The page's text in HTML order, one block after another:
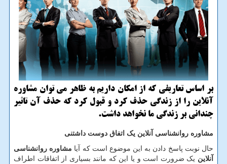
بر اساس تعاریفی كه از امكان داریم به ظاهر می توان مشاوره
آنلاین را از زندگی حذف كرد و قبول كرد كه حذف آن تاثیر
چندانی بر زندگی ما نخواهد داشت.
مشاوره روانشناسی آنلاین یک اتفاق دوست داشتنی
حال نوبت پاسخ دادن به این موضوع است که آیا مشاوره روانشناسی
آنلاین یک ضرورت است و یا این که مانند بسیاری از اتفاقات اطراف